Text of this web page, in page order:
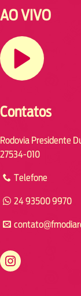
AO VIVO
Contatos
Rodovia Presidente
27534-010
Telefone
24 93500 9970
https://www.instagram.com/fmodiaresende